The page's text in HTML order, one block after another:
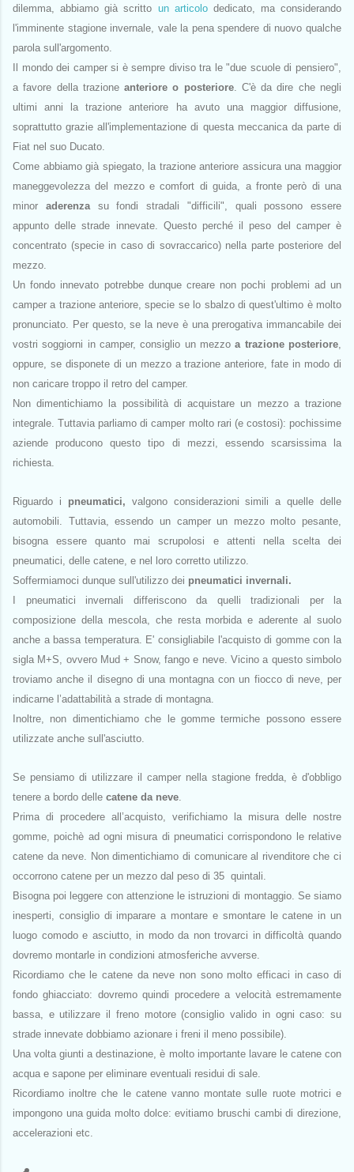
dilemma, abbiamo già scritto un articolodedicato, ma considerando
l'imminente stagione invernale, vale la pena spendere di nuovo qualche
parola sull'argomento.
Il mondo dei camper si è sempre diviso tra le "due scuole di pensiero",
a favore della trazioneanteriore o posteriore. C'è da dire che negli
ultimi anni la trazione anteriore ha avuto una maggior diffusione,
soprattutto grazie all'implementazione di questa meccanica da parte di
Fiat nel suo Ducato.
Come abbiamo già spiegato, la trazione anteriore assicura una maggior
maneggevolezza del mezzo e comfort di guida, a fronte però di una
minor aderenzasu fondi stradali "difficili", quali possono essere
appunto delle strade innevate. Questo perché il peso del camper è
concentrato (specie in caso di sovraccarico) nella parte posteriore del
mezzo.
Un fondo innevato potrebbe dunque creare non pochi problemi ad un
camper a trazione anteriore, specie se lo sbalzo di quest'ultimo è molto
pronunciato. Per questo, se la neve è una prerogativa immancabile dei
vostri soggiorni in camper, consiglio un mezzoa trazione posteriore
oppure, se disponete di un mezzo a trazione anteriore, fate in modo di
non caricare troppo il retro del camper.
Non dimentichiamo la possibilità di acquistare un mezzo a trazione
integrale. Tuttavia parliamo di camper molto rari (e costosi): pochissime
aziende producono questo tipo di mezzi, essendo scarsissima la
richiesta.
Riguardo i pneumatici, valgono considerazioni simili a quelle delle
automobili. Tuttavia, essendo un camper un mezzo molto pesante,
bisogna essere quanto mai scrupolosi e attenti nella scelta dei
pneumatici, delle catene, e nel loro corretto utilizzo.
Soffermiamoci dunque sull'utilizzo dei pneumatici invernali.
I pneumatici invernali differiscono da quelli tradizionali per la
composizione della mescola, che resta morbida e aderente al suolo
anche a bassa temperatura. E' consigliabile l'acquisto di gomme con la
sigla M+S, ovvero Mud + Snow, fango e neve. Vicino a questo simbolo
troviamo anche il disegno di una montagna con un fiocco di neve, per
indicarne l’adattabilità a strade di montagna.
Inoltre, non dimentichiamo che le gomme termiche possono essere
utilizzate anche sull'asciutto.
Se pensiamo di utilizzare il camper nella stagione fredda, è d'obbligo
tenere a bordo delle catene da neve
Prima di procedere all’acquisto, verifichiamo la misura delle nostre
gomme, poichè ad ogni misura di pneumatici corrispondono le relative
catene da neve. Non dimentichiamo di comunicare al rivenditore che ci
occorrono catene per un mezzo dal peso di 35 quintali.
Bisogna poi leggere con attenzione le istruzioni di montaggio. Se siamo
inesperti, consiglio di imparare a montare e smontare le catene in un
luogo comodo e asciutto, in modo da non trovarci in difficoltà quando
dovremo montarle in condizioni atmosferiche avverse.
Ricordiamo che le catene da neve non sono molto efficaci in caso di
fondo ghiacciato: dovremo quindi procedere a velocità estremamente
bassa, e utilizzare il freno motore (consiglio valido in ogni caso: su
strade innevate dobbiamo azionare i freni il meno possibile).
Una volta giunti a destinazione, è molto importante lavare le catene con
acqua e sapone per eliminare eventuali residui di sale.
Ricordiamo inoltre che le catene vanno montate sulle ruote motrici e
impongono una guida molto dolce: evitiamo bruschi cambi di direzione,
accelerazioni etc.